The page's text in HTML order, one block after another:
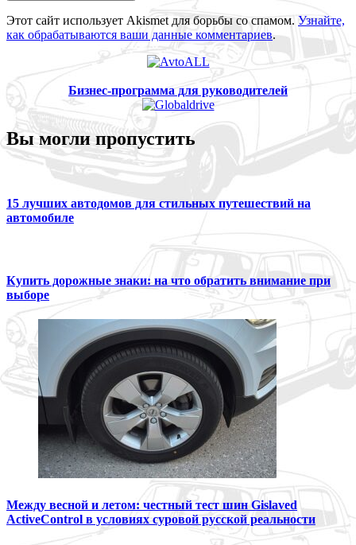
Этот сайт использует Akismet для борьбы со спамом. Узнайте,
как обрабатываются ваши данные комментариев.
Бизнес-программа для руководителей
Вы могли пропустить
15 лучших автодомов для стильных путешествий на
автомобиле
Купить дорожные знаки: на что обратить внимание при
выборе
Между весной и летом: честный тест шин Gislaved
ActiveControl в условиях суровой русской реальности